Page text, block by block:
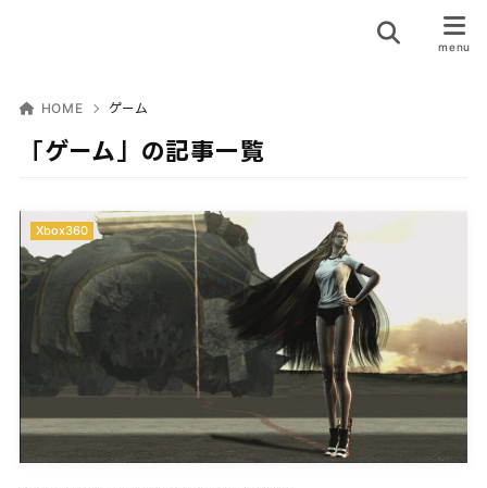
HOME ゲーム
「ゲーム」の記事一覧
Xbox360